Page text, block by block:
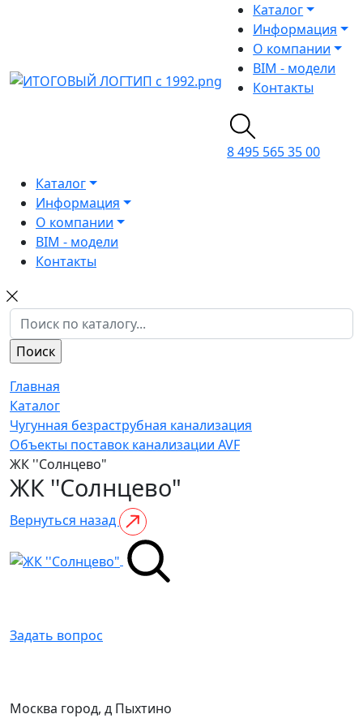
Каталог
Информация
О компании
BIM - модели
Контакты
8 495 565 35 00
Каталог
Информация
О компании
BIM - модели
Контакты
Главная
Каталог
Чугунная безраструбная канализация
Объекты поставок канализации AVF
ЖК ''Солнцево"
ЖК ''Солнцево"
Вернуться назад
Задать вопрос
Москва город, д Пыхтино